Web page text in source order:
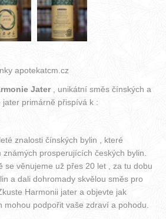
apotekatcm.cz
Jater, unikátní směs čínských a
primárně přispívá k :
znalosti čínských bylin , které
prosperujících českých bylin.
se věnujeme už přes 20 let , za tu dobu
a dali dohromady skvělou směs pro
Harmonii jater a objevte jak
mohou podpořit vaše zdraví a pohodu.